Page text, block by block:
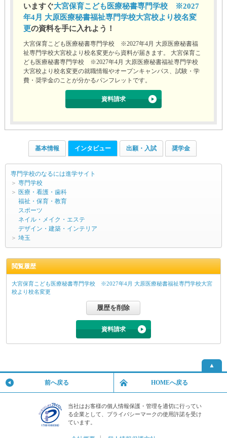
いますぐ大宮保育こども医療秘書専門学校 ※2027
年4月 大原医療秘書福祉専門学校大宮校より校名変
更の資料を手に入れよう！
大宮保育こども医療秘書専門学校 ※2027年4月 大原医療秘書福
祉専門学校大宮校より校名変更から資料が届きます。 大宮保育こ
ども医療秘書専門学校 ※2027年4月 大原医療秘書福祉専門学校
大宮校より校名変更の就職情報やオープンキャンパス、試験・学
費・奨学金のことが分かるパンフレットです。
資料請求
基本情報 インタビュー 出願・入試 奨学金
専門学校のなるには進学サイト
＞ 専門学校
＞ 医療・看護・歯科
福祉・保育・教育
スポーツ
ネイル・メイク・エステ
デザイン・建築・インテリア
＞ 埼玉
閲覧履歴
大宮保育こども医療秘書専門学校 ※2027年4月 大原医療秘書福祉専門学校大宮
校より校名変更
資料請求
▲
前へ戻る HOMEへ戻る
当社はお客様の個人情報保護・管理を適切に行ってい
る企業として、プライバシーマークの使用許諾を受け
ています。